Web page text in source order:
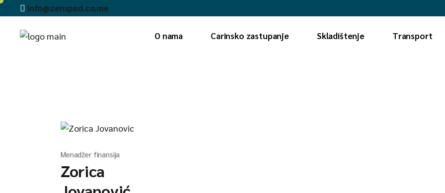
Skip
content
info@zensped.co.me
O nama Carinsko zastupanje Skladištenje Transport
Drumski transport
Menadžer finansija
Zorica